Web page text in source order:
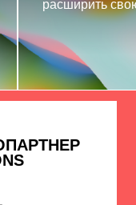
расширить